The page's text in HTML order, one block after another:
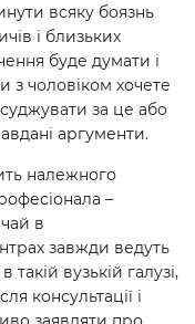
всяку боязнь
і близьких
буде думати і
з чоловіком хочете
за це або
аргументи.
належного
–
в
завжди ведуть
такій вузькій галузі,
консультації і